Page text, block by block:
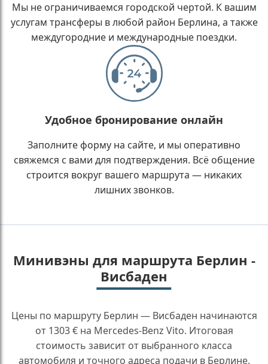
Мы не ограничиваемся городской чертой. К вашим
услугам трансферы в любой район Берлина, а также
междугородние и международные поездки.
Удобное бронирование онлайн
Заполните форму на сайте, и мы оперативно
свяжемся с вами для подтверждения. Всё общение
строится вокруг вашего маршрута — никаких
лишних звонков.
Минивэны для маршрута Берлин -
Висбаден
Цены по маршруту Берлин — Висбаден начинаются
от 1303 € на Mercedes-Benz Vito. Итоговая
стоимость зависит от выбранного класса
автомобиля и точного адреса подачи в Берлине.